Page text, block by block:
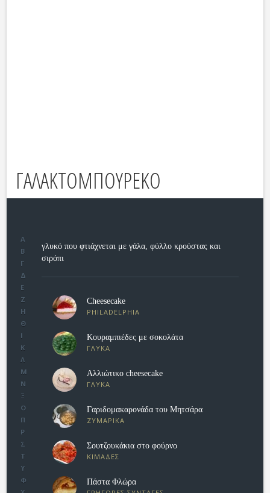
ΓΑΛΑΚΤΟΜΠΟΥΡΕΚΟ
Α
Β
Γ
Δ
Ε
Ζ
Η
Θ
Ι
Κ
Λ
Μ
Ν
Ξ
Ο
Π
Ρ
Σ
Τ
Υ
Φ
γλυκό που φτιάχνεται με γάλα, φύλλο κρούστας και
σιρόπι
Cheesecake
PHILADELPHIA
Κουραμπιέδες με σοκολάτα
ΓΛΥΚΑ
Αλλιώτικο cheesecake
ΓΛΥΚΑ
Γαριδομακαρονάδα του Μητσάρα
ΖΥΜΑΡΙΚΑ
Σουτζουκάκια στο φούρνο
ΚΙΜΑΔΕΣ
Πάστα Φλώρα